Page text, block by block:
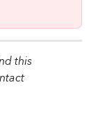
this